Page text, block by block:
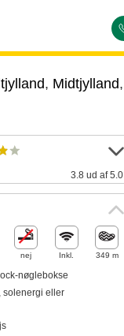
, Midtjylland,
3.8 ud af 5.0
nej Inkl. 349 m
nøglebokse
solenergi eller